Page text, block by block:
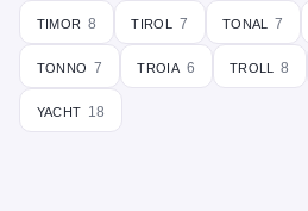
timor 8 tirol 7 tonal 7
tonno 7 troia 6 troll 8
yacht 18